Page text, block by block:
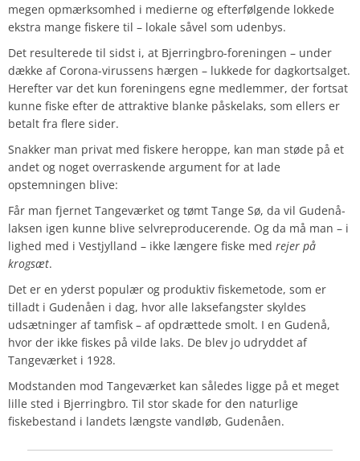
megen opmærksomhed i medierne og efterfølgende lokkede
ekstra mange fiskere til – lokale såvel som udenbys.
Det resulterede til sidst i, at Bjerringbro-foreningen – under
dække af Corona-virussens hærgen – lukkede for dagkortsalget.
Herefter var det kun foreningens egne medlemmer, der fortsat
kunne fiske efter de attraktive blanke påskelaks, som ellers er
betalt fra flere sider.
Snakker man privat med fiskere heroppe, kan man støde på et
andet og noget overraskende argument for at lade
opstemningen blive:
Får man fjernet Tangeværket og tømt Tange Sø, da vil Gudenå-
laksen igen kunne blive selvreproducerende. Og da må man – i
lighed med i Vestjylland – ikke længere fiske med rejer på
krogsæt.
Det er en yderst populær og produktiv fiskemetode, som er
tilladt i Gudenåen i dag, hvor alle laksefangster skyldes
udsætninger af tamfisk – af opdrættede smolt. I en Gudenå,
hvor der ikke fiskes på vilde laks. De blev jo udryddet af
Tangeværket i 1928.
Modstanden mod Tangeværket kan således ligge på et meget
lille sted i Bjerringbro. Til stor skade for den naturlige
fiskebestand i landets længste vandløb, Gudenåen.